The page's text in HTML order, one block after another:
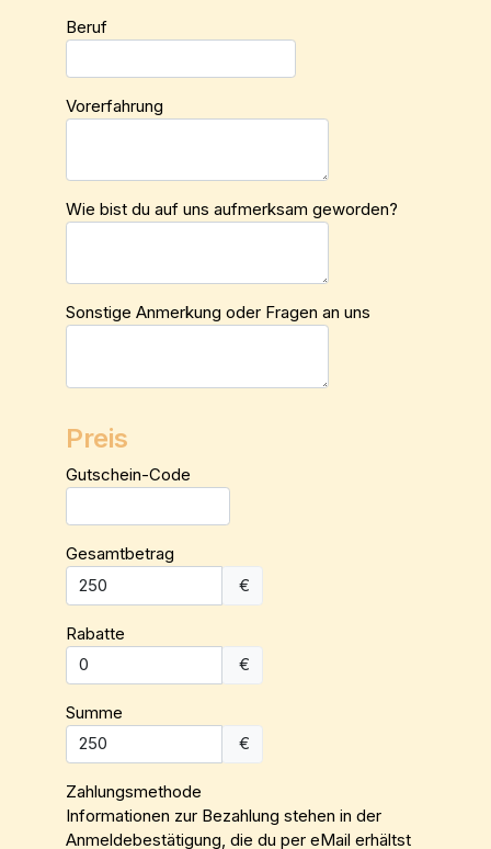
Beruf
Vorerfahrung
Wie bist du auf uns aufmerksam geworden?
Sonstige Anmerkung oder Fragen an uns
Preis
Gutschein-Code
Gesamtbetrag
€
Rabatte
€
Summe
€
Zahlungsmethode
Informationen zur Bezahlung stehen in der
Anmeldebestätigung, die du per eMail erhältst